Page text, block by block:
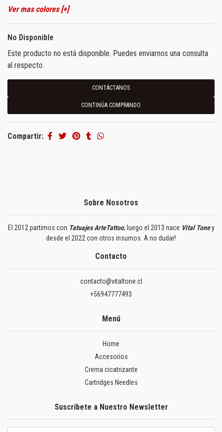
Ver mas colores [+]
No Disponible
Este producto no está disponible. Puedes enviarnos una consulta
al respecto.
CONTÁCTANOS
CONTINÚA COMPRANDO
Compartir:
Sobre Nosotros
El 2012 partimos con Tatuajes ArteTattoo, luego el 2013 nace Vital Toney
desde el 2022 con otros insumos. A no dudar!
Contacto
contacto@vitaltone.cl
+56947777493
Menú
Home
Accesorios
Crema cicatrizante
Cartridges Needles
Suscríbete a Nuestro Newsletter